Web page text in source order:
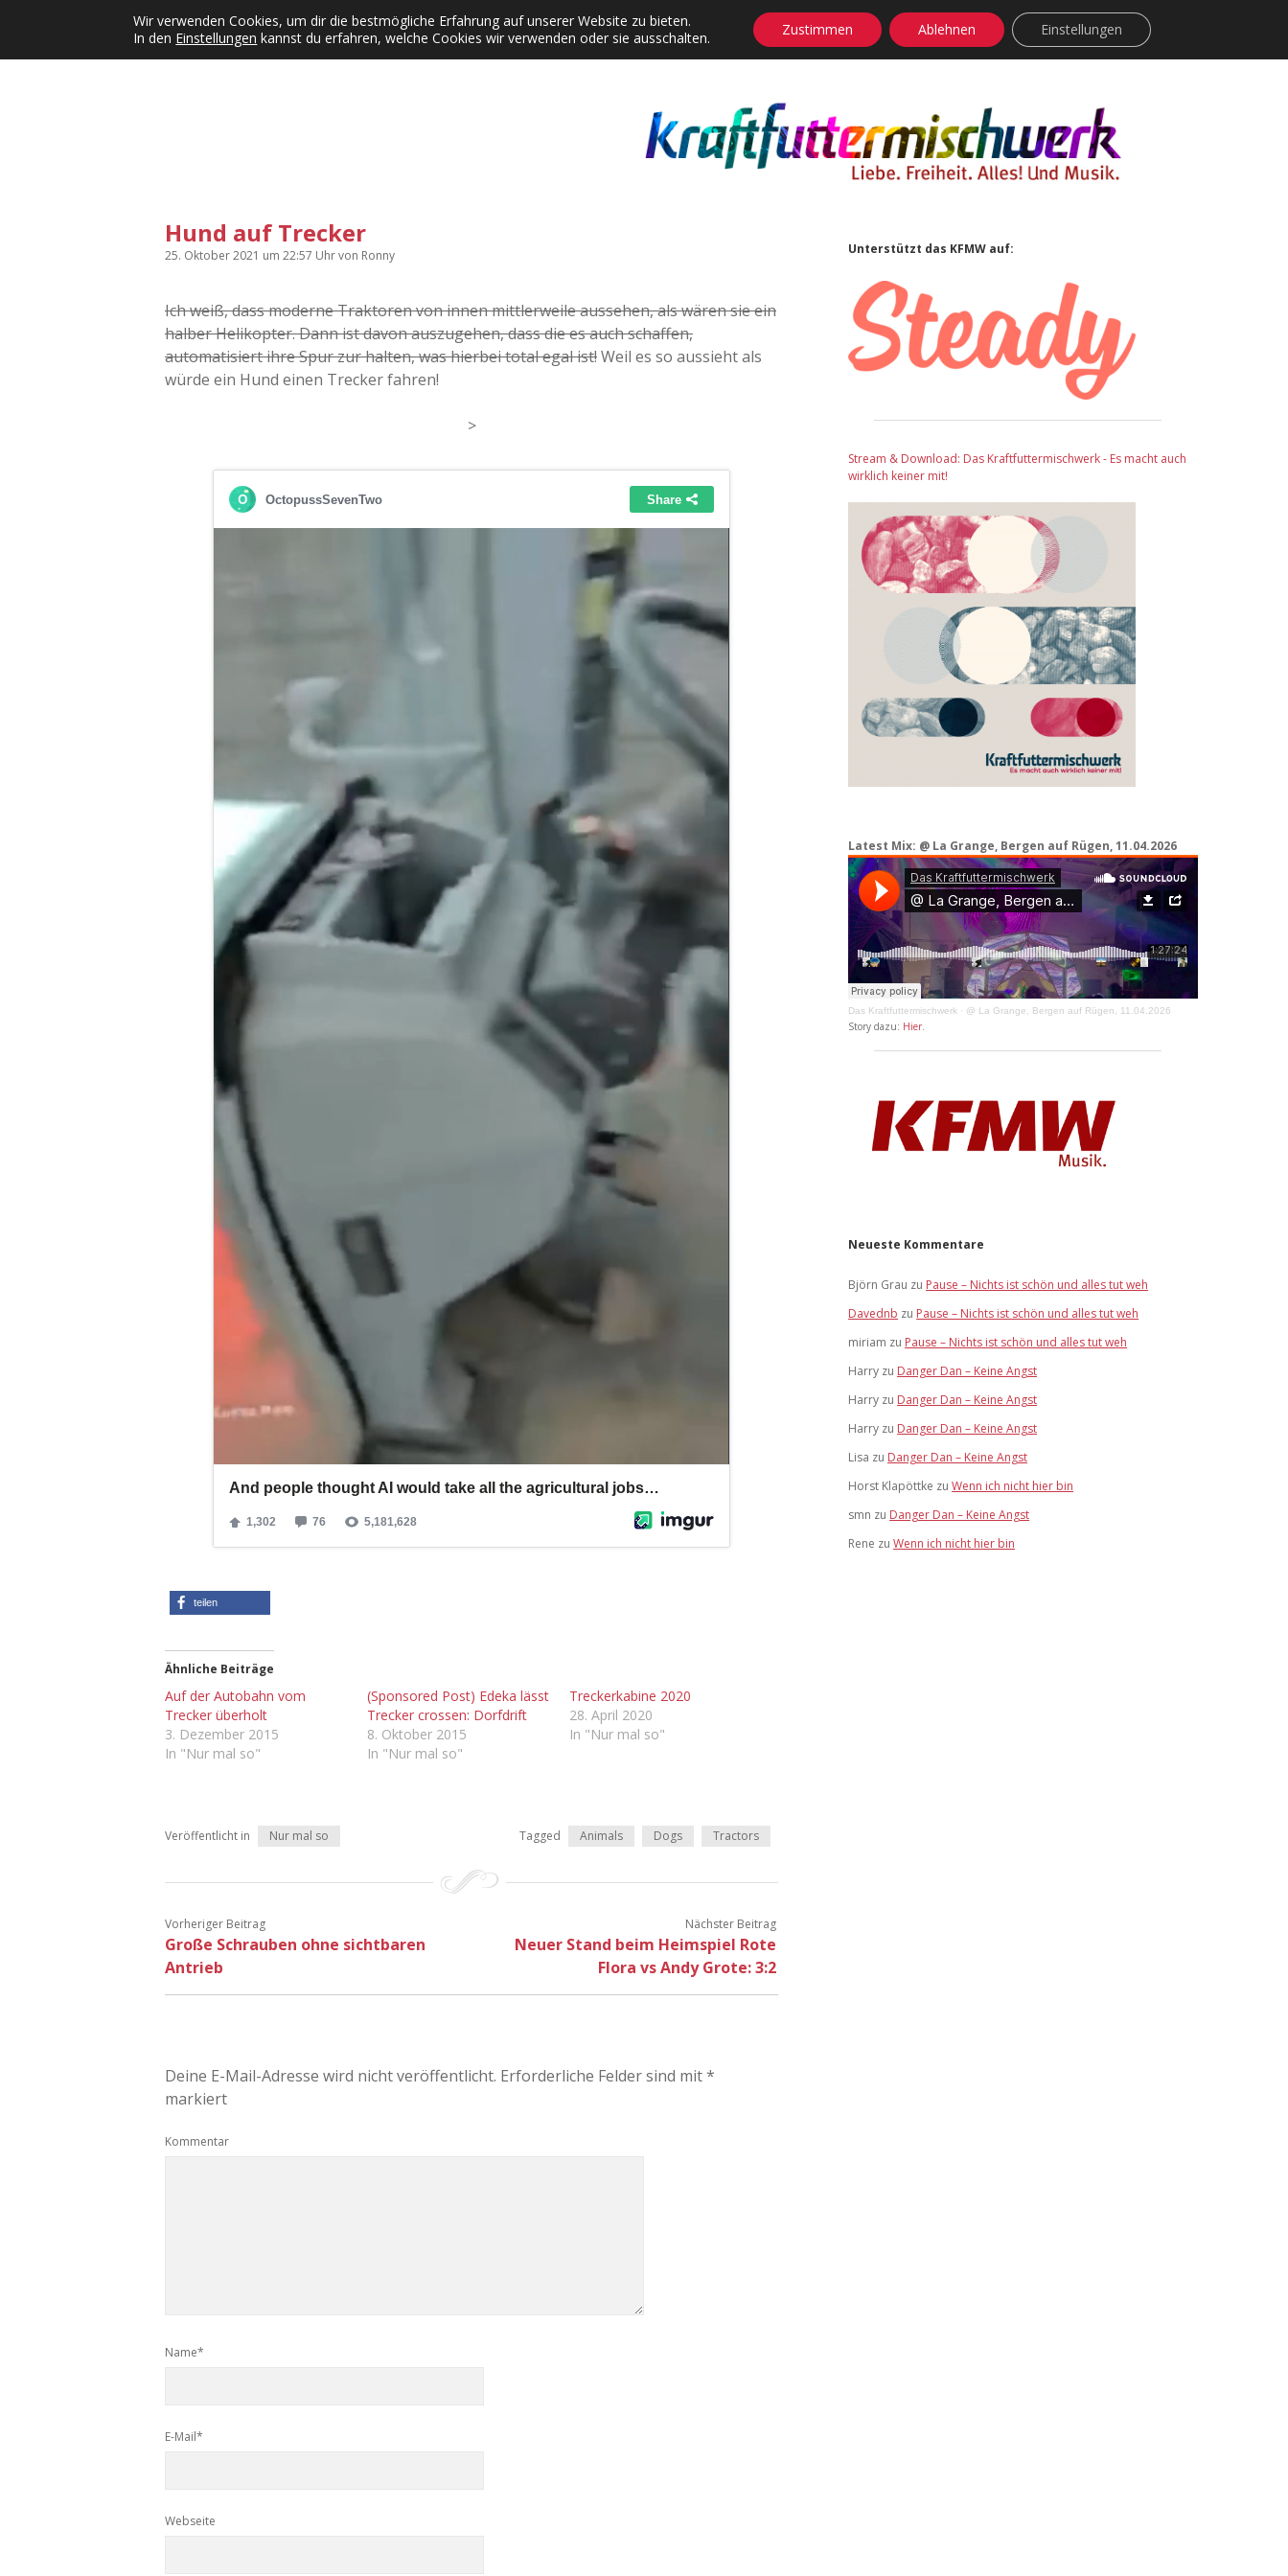
Kategorien Dropdown-Menü öffnen
KFMW-Disco Dates Instagrams Contact Adventskalender Dropdown-Menü öffnen facebook
instagram
rss soundcloud
vimeoBluesky
Hund auf Trecker
25. Oktober 2021 um 22:57 Uhrvon Ronny
Ich weiß, dass moderne Traktoren von innen mittlerweile aussehen, als wären sie ein
halber Helikopter. Dann ist davon auszugehen, dass die es auch schaffen,
automatisiert ihre Spur zur halten, was hierbei total egal ist!Weil es so aussieht als
würde ein Hund einen Trecker fahren!
>
teilen
Ähnliche Beiträge
Auf der Autobahn vom
Trecker überholt
3. Dezember 2015
In "Nur mal so"
(Sponsored Post) Edeka lässt
Trecker crossen: Dorfdrift
8. Oktober 2015
In "Nur mal so"
Treckerkabine 2020
28. April 2020
In "Nur mal so"
Veröffentlicht in Nur mal so Tagged Animals Dogs Tractors
Vorheriger Beitrag
Große Schrauben ohne sichtbaren
Antrieb
Nächster Beitrag
Neuer Stand beim Heimspiel Rote
Flora vs Andy Grote: 3:2
Deine E-Mail-Adresse wird nicht veröffentlicht. Erforderliche Felder sind mit*
markiert
Kommentar
Name*
E-Mail*
Webseite
Sidebar
Unterstützt das KFMW auf:
Stream & Download: Das Kraftfuttermischwerk - Es macht auch
wirklich keiner mit!
Latest Mix: @ La Grange, Bergen auf Rügen, 11.04.2026
Das Kraftfuttermischwerk · @ La Grange, Bergen auf Rügen, 11.04.2026
Story dazu: Hier.
Neueste Kommentare
Björn Grau zu Pause – Nichts ist schön und alles tut weh
Davednb zu Pause – Nichts ist schön und alles tut weh
miriam zu Pause – Nichts ist schön und alles tut weh
Harry zu Danger Dan – Keine Angst
Harry zu Danger Dan – Keine Angst
Harry zu Danger Dan – Keine Angst
Lisa zu Danger Dan – Keine Angst
Horst Klapöttke zuWenn ich nicht hier bin
smn zu Danger Dan – Keine Angst
Rene zuWenn ich nicht hier bin
Wir verwenden Cookies, um dir die bestmögliche Erfahrung auf unserer Website zu bieten.
In den Einstellungen kannst du erfahren, welche Cookies wir verwenden oder sie ausschalten. Zustimmen Ablehnen Einstellungen